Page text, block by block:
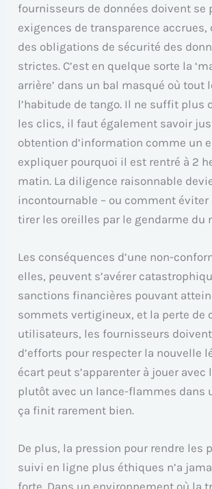
fournisseurs de données doivent se
exigences de transparence accrues,
des obligations de sécurité des
strictes. C’est en quelque sorte la
arrière’ dans un bal masqué où tout
l’habitude de tango. Il ne suffit plus
les clics, il faut également savoir
obtention d’information comme un
expliquer pourquoi il est rentré à 2
matin. La diligence raisonnable
incontournable – ou comment éviter
tirer les oreilles par le gendarme du
Les conséquences d’une non-
elles, peuvent s’avérer
sanctions financières pouvant
sommets vertigineux, et la perte de
utilisateurs, les fournisseurs
d’efforts pour respecter la nouvelle
écart peut s’apparenter à jouer avec
plutôt avec un lance-flammes dans
ça finit rarement bien.
De plus, la pression pour rendre les
suivi en ligne plus éthiques n’a